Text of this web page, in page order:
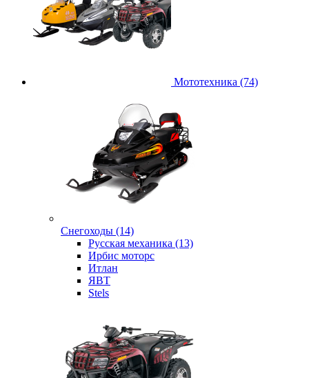
Мототехника (74)
Снегоходы (14)
Русская механика (13)
Ирбис моторс
Итлан
ЯВТ
Stels